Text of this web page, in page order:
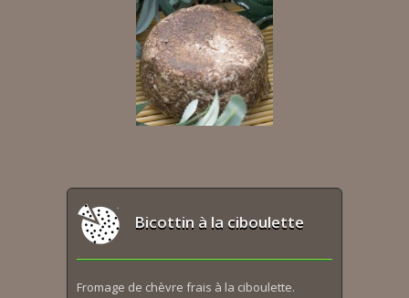
Bicottin à la ciboulette
Fromage de chèvre frais à la ciboulette.